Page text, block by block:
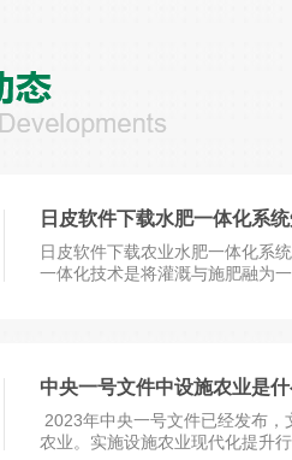
日皮软件下载水肥一体化系统
日皮软件下载农业水肥一体化系统
一体化技术是将灌溉与施肥融为一
中央一号文件中设施农业是什
2023年中央一号文件已经发布
农业。实施设施农业现代化提升